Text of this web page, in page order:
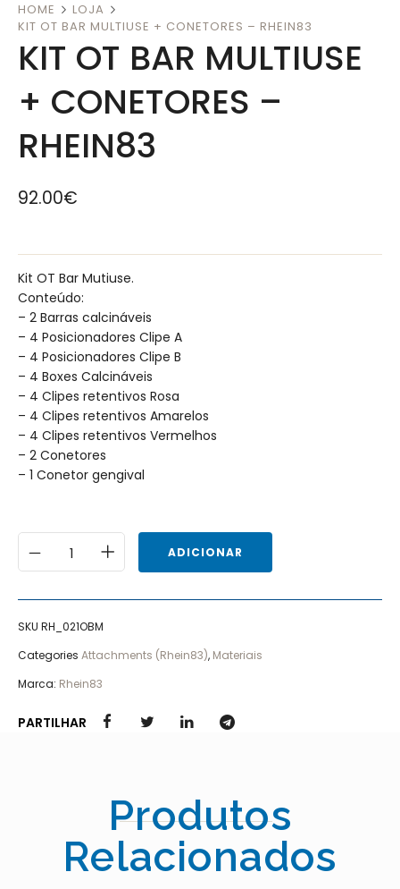
HOME
LOJA
KIT OT BAR MULTIUSE + CONETORES – RHEIN83
KIT OT BAR MULTIUSE
+ CONETORES –
RHEIN83
92.00€
Kit OT Bar Mutiuse.
Conteúdo:
– 2 Barras calcináveis
– 4 Posicionadores Clipe A
– 4 Posicionadores Clipe B
– 4 Boxes Calcináveis
– 4 Clipes retentivos Rosa
– 4 Clipes retentivos Amarelos
– 4 Clipes retentivos Vermelhos
– 2 Conetores
– 1 Conetor gengival
ADICIONAR
SKU RH_021OBM
Categories Attachments (Rhein83), Materiais
Marca: Rhein83
PARTILHAR
Produtos
Relacionados